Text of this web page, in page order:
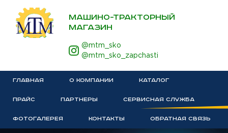
МАШИНО-ТРАКТОРНЫЙ
МАГАЗИН
@mtm_sko
@mtm_sko_zapchasti
ГЛАВНАЯ О КОМПАНИИ КАТАЛОГ
ПРАЙС ПАРТНЕРЫ СЕРВИСНАЯ СЛУЖБА
ФОТОГАЛЕРЕЯ КОНТАКТЫ ОБРАТНАЯ СВЯЗЬ